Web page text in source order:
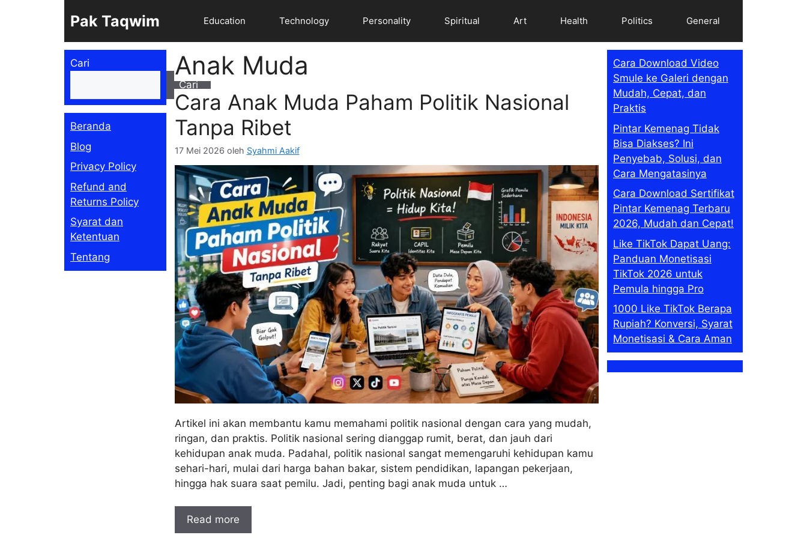
Pak Taqwim Education Technology Personality Spiritual Art Health Politics General
Anak Muda
Cara Anak Muda Paham Politik Nasional
Tanpa Ribet
17 Mei 2026 oleh Syahmi Aakif
Artikel ini akan membantu kamu memahami politik nasional dengan cara yang mudah,
ringan, dan praktis. Politik nasional sering dianggap rumit, berat, dan jauh dari
kehidupan anak muda. Padahal, politik nasional sangat memengaruhi kehidupan kamu
sehari-hari, mulai dari harga bahan bakar, sistem pendidikan, lapangan pekerjaan,
hingga hak suara saat pemilu. Jadi, penting bagi anak muda untuk …
Read more
Cari
Cari
Beranda
Blog
Privacy Policy
Refund and
Returns Policy
Syarat dan
Ketentuan
Tentang
Cara Download Video
Smule ke Galeri dengan
Mudah, Cepat, dan
Praktis
Pintar Kemenag Tidak
Bisa Diakses? Ini
Penyebab, Solusi, dan
Cara Mengatasinya
Cara Download Sertifikat
Pintar Kemenag Terbaru
2026, Mudah dan Cepat!
Like TikTok Dapat Uang:
Panduan Monetisasi
TikTok 2026 untuk
Pemula hingga Pro
1000 Like TikTok Berapa
Rupiah? Konversi, Syarat
Monetisasi & Cara Aman